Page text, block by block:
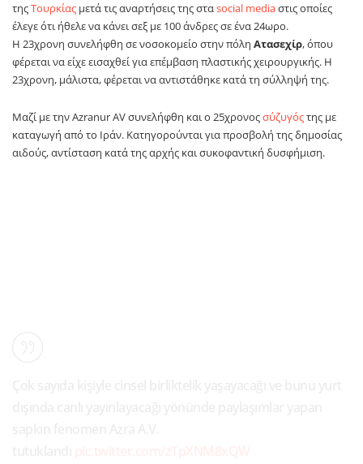
τηςΤουρκίας μετά τις αναρτήσεις της σταsocial mediaστις οποίες
έλεγε ότι ήθελε να κάνει σεξ με 100 άνδρες σε ένα 24ωρο.
Η 23χρονη συνελήφθη σε νοσοκομείο στην πόλη Ατασεχίρ, όπου
φέρεται να είχε εισαχθεί για επέμβαση πλαστικής χειρουργικής. Η
23χρονη, μάλιστα, φέρεται να αντιστάθηκε κατά τη σύλληψή της.
Μαζί με την Azranur AV συνελήφθη και ο 25χρονοςσύζυγόςτης με
καταγωγή από το Ιράν. Κατηγορούνται για προσβολή της δημοσίας
αιδούς, αντίσταση κατά της αρχής και συκοφαντική δυσφήμιση.